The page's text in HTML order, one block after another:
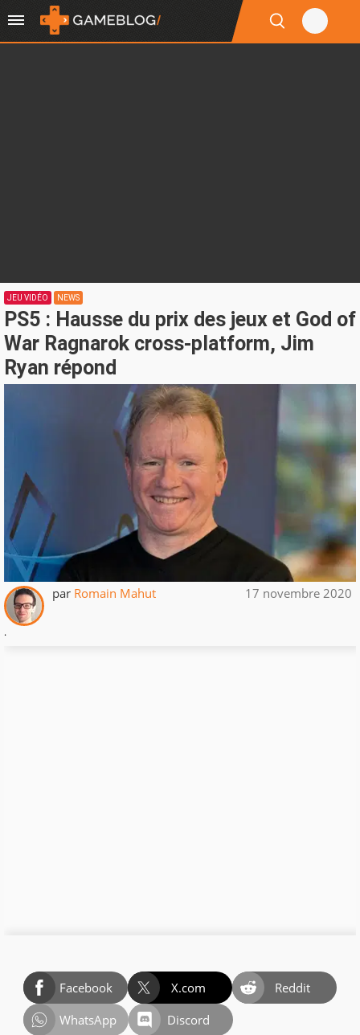
JEU VIDÉO NEWS
PS5 : Hausse du prix des jeux et God of
War Ragnarok cross-platform, Jim
Ryan répond
par Romain Mahut 17 novembre 2020
.
Facebook X.com
Reddit
WhatsApp
Discord